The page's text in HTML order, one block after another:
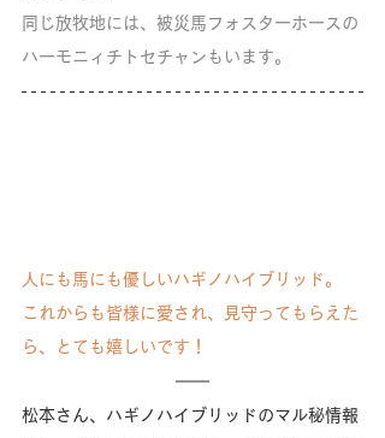
同じ放牧地には、被災馬フォスターホースの
ハーモニィチトセチャンもいます。
人にも馬にも優しいハギノハイブリッド。
これからも皆様に愛され、見守ってもらえた
ら、とても嬉しいです！
松本さん、ハギノハイブリッドのマル秘情報